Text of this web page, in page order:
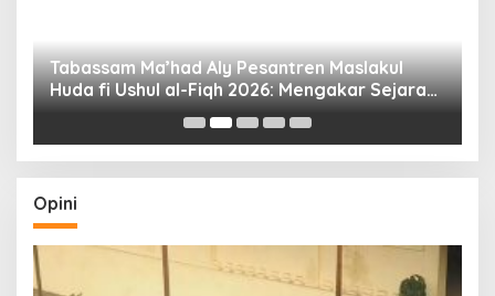
Tabassam Ma’had Aly Pesantren Maslakul
Huda fi Ushul al-Fiqh 2026: Mengakar Sejarah,
Menjangkau Peradaban”
Opini